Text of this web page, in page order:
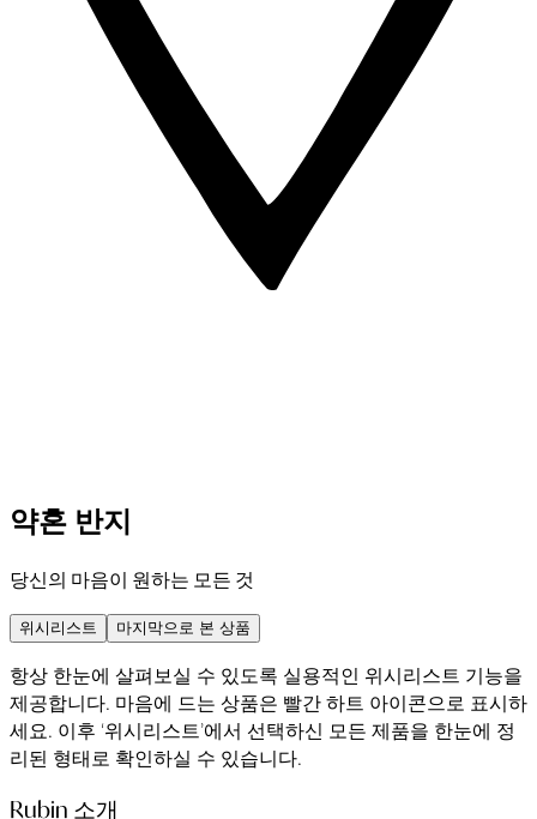
약혼 반지
당신의 마음이 원하는 모든 것
위시리스트 마지막으로 본 상품
항상 한눈에 살펴보실 수 있도록 실용적인 위시리스트 기능을
제공합니다. 마음에 드는 상품은 빨간 하트 아이콘으로 표시하
세요. 이후 ‘위시리스트’에서 선택하신 모든 제품을 한눈에 정
리된 형태로 확인하실 수 있습니다.
Rubin 소개